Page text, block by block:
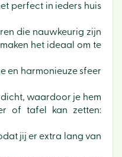
perfect in ieders huis
die nauwkeurig zijn
het ideaal om te
en harmonieuze sfeer
waardoor je hem
of tafel kan zetten:
jij er extra lang van